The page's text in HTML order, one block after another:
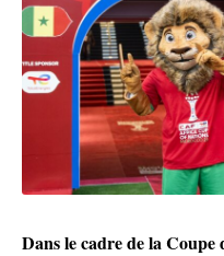
Dans le cadre de la